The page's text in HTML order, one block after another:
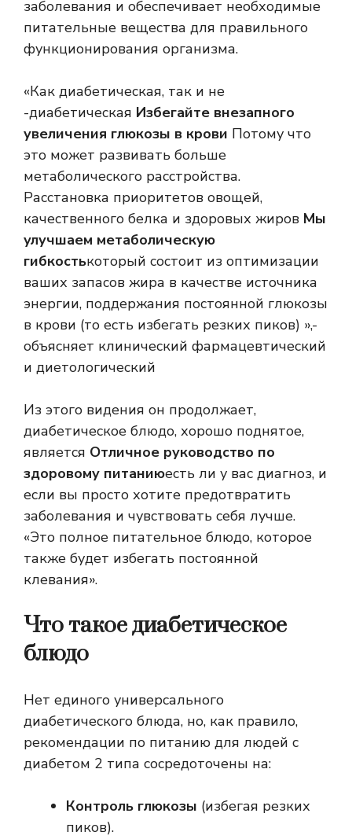
заболевания и обеспечивает необходимые
питательные вещества для правильного
функционирования организма.
«Как диабетическая, так и не
-диабетическая Избегайте внезапного
увеличения глюкозы в крови Потому что
это может развивать больше
метаболического расстройства.
Расстановка приоритетов овощей,
качественного белка и здоровых жиров Мы
улучшаем метаболическую
гибкостькоторый состоит из оптимизации
ваших запасов жира в качестве источника
энергии, поддержания постоянной глюкозы
в крови (то есть избегать резких пиков) »,-
объясняет клинический фармацевтический
и диетологический
Из этого видения он продолжает,
диабетическое блюдо, хорошо поднятое,
является Отличное руководство по
здоровому питаниюесть ли у вас диагноз, и
если вы просто хотите предотвратить
заболевания и чувствовать себя лучше.
«Это полное питательное блюдо, которое
также будет избегать постоянной
клевания».
Что такое диабетическое
блюдо
Нет единого универсального
диабетического блюда, но, как правило,
рекомендации по питанию для людей с
диабетом 2 типа сосредоточены на:
Контроль глюкозы (избегая резких
пиков).